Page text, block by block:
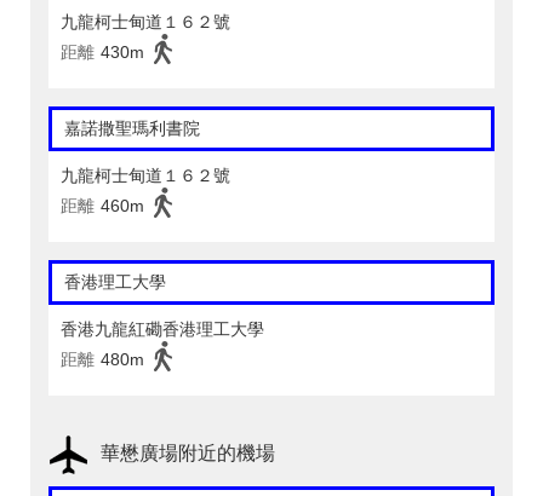
九龍柯士甸道１６２號
距離 430m
嘉諾撒聖瑪利書院
九龍柯士甸道１６２號
距離 460m
香港理工大學
香港九龍紅磡香港理工大學
距離 480m
華懋廣場附近的機場